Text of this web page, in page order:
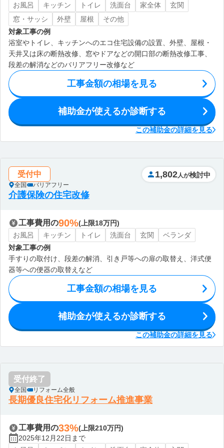
お風呂
キッチン トイレ 洗面台 家全体
玄関
窓・サッシ
外壁 屋根
その他
対象工事の例
浴室やトイレ、キッチンへのエコ住宅設備の設置、外壁、屋根・
天井又は床の断熱改修、窓やドアなどの開口部の断熱改修工事、
段差の解消などのバリアフリー改修など
工事金額の相場を見る
補助金が使えるか診断する
この補助金の詳細を見る
受付中
全国 バリアフリー
1,802 人が検討中
介護保険の住宅改修
工事費用の90%(上限18万円)
お風呂
キッチン トイレ 洗面台 玄関
ベランダ
対象工事の例
手すりの取付け、段差の解消、引き戸等への扉の取替え、洋式便
器等への便器の取替えなど
工事金額の相場を見る
補助金が使えるか診断する
この補助金の詳細を見る
受付終了
全国 リフォーム全般
長期優良住宅化リフォーム推進事業
工事費用の33%(上限210万円)
2025年12月22日まで